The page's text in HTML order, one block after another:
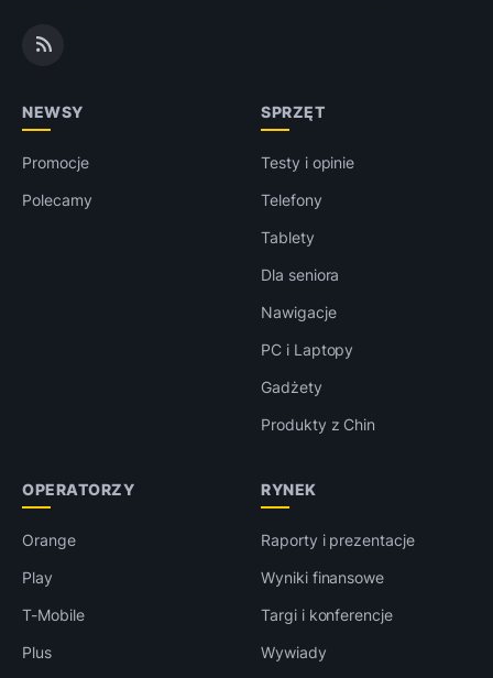
NEWSY
Promocje
Polecamy
SPRZĘT
Testy i opinie
Telefony
Tablety
Dla seniora
Nawigacje
PC i Laptopy
Gadżety
Produkty z Chin
OPERATORZY
Orange
Play
T-Mobile
Plus
RYNEK
Raporty i prezentacje
Wyniki finansowe
Targi i konferencje
Wywiady